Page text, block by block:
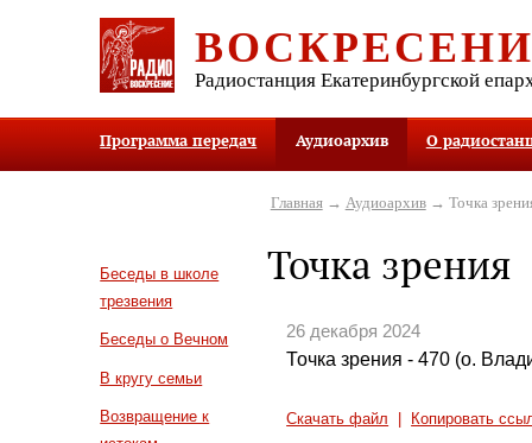
Радиостанция Екатеринбургской
Программа передач Аудиоархив О
Беседы в школе
трезвения
Беседы о Вечном
В кругу семьи
Возвращение к
Главная→ Аудиоархив→ Точка
Точка зрения
26 декабря 2024
Точка зрения - 470 (о.
Скачать файл Копировать